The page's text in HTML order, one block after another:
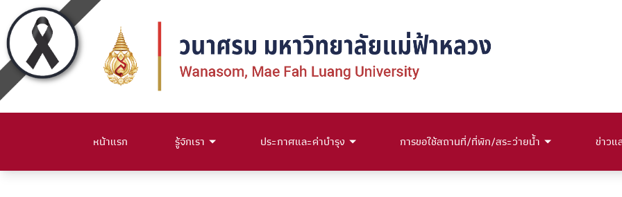
หน้าแรก รู้จักเรา ประกาศและค่าบำรุง การขอใช้สถานที่/ที่พัก/สระว่ายน้ำ ข่าวแ